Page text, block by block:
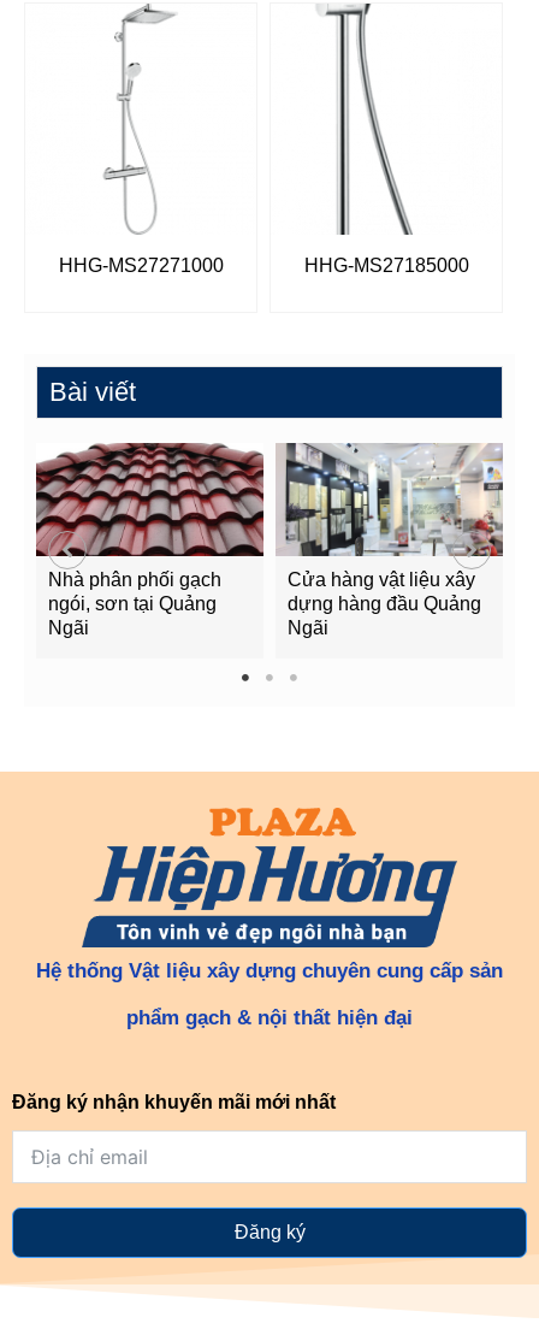
HHG-MS27271000 HHG-MS27185000
Bài viết
Nhà phân phối gạch
ngói, sơn tại Quảng
Ngãi
Cửa hàng vật liệu xây
dựng hàng đầu Quảng
Ngãi
1 2 3
Hệ thống Vật liệu xây dựng chuyên cung cấp sản
phẩm gạch & nội thất hiện đại
Đăng ký nhận khuyến mãi mới nhất
Đăng ký